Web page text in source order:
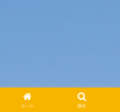
ホーム 検索